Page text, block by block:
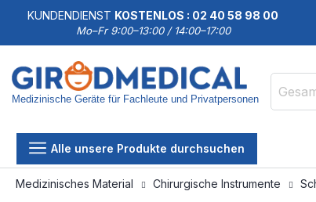
KUNDENDIENST KOSTENLOS : 02 40 58 98 00
Mo–Fr 9:00–13:00 / 14:00–17:00
Medizinische Geräte für Fachleute und Privatpersonen
Alle unsere Produkte durchsuchen
Medizinisches Material Chirurgische Instrumente